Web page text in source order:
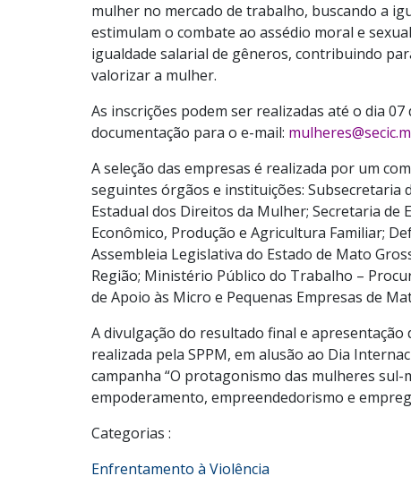
mulher no mercado de trabalho, buscando a
estimulam o combate ao assédio moral e
igualdade salarial de gêneros, contribuindo
valorizar a mulher.
As inscrições podem ser realizadas até o dia
documentação para o e-mail:
A seleção das empresas é realizada por um
seguintes órgãos e instituições: Subsecretaria
Estadual dos Direitos da Mulher; Secretaria
Econômico, Produção e Agricultura Familiar;
Assembleia Legislativa do Estado de Mato
Região; Ministério Público do Trabalho –
de Apoio às Micro e Pequenas Empresas de
A divulgação do resultado final e
realizada pela SPPM, em alusão ao Dia
campanha “O protagonismo das mulheres
empoderamento, empreendedorismo e
Categorias :
Enfrentamento à Violência